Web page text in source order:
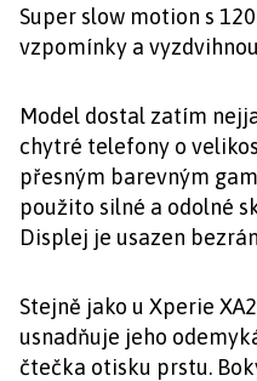
Super slow motion s
vzpomínky a
Model dostal zatím
chytré telefony o
přesným barevným
použito silné a odolné
Displej je usazen
Stejně jako u Xperie
usnadňuje jeho
čtečka otisku prstu.